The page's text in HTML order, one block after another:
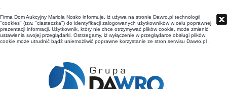
t
Firma Dom Aukcyjny Mariola Nosko informuje, iż używa na stronie Dawro.pl technologii
"cookies" (tzw. "ciasteczka") do identyfikacji zalogowanych użytkowników w celu poprawnej
prezentacji informacji. Użytkownik, który nie chce otrzymywać plików cookie, może zmienić
ustawienia swojej przeglądarki. Ostrzegamy, iż wyłączenie w przeglądarce obsługi plików
cookie może utrudnić bądź uniemożliwić poprawne korzystanie ze stron serwisu Dawro.pl .